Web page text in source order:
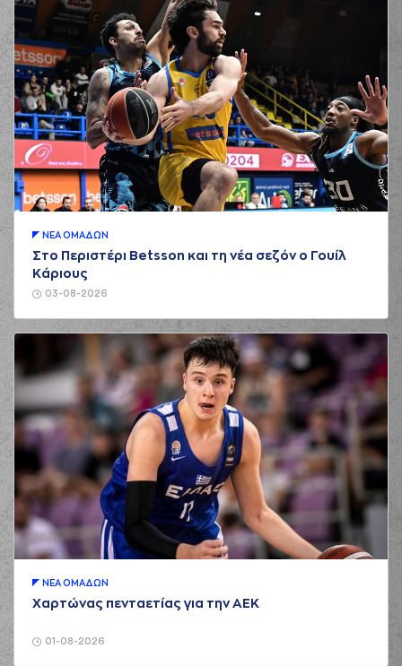
03-08-2026
ΝΕA ΟΜAΔΩΝ
Στο Περιστέρι Betsson και τη νέα σεζόν ο Γουίλ
Κάριους
01-08-2026
ΝΕA ΟΜAΔΩΝ
Χαρτώνας πενταετίας για την ΑΕΚ